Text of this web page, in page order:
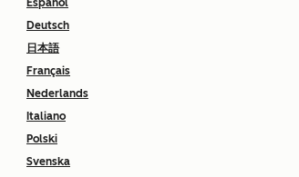
Español
Deutsch
日本語
Français
Nederlands
Italiano
Polski
Svenska